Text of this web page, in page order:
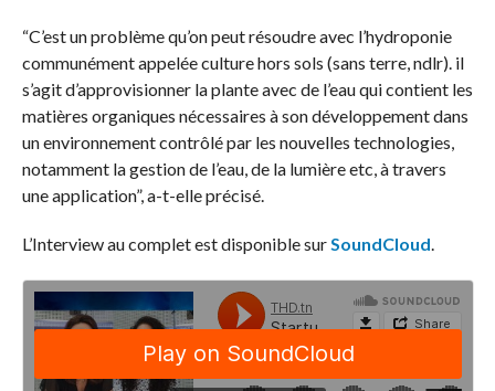
“C’est un problème qu’on peut résoudre avec l’hydroponie
communément appelée culture hors sols (sans terre, ndlr). il
s’agit d’approvisionner la plante avec de l’eau qui contient les
matières organiques nécessaires à son développement dans
un environnement contrôlé par les nouvelles technologies,
notamment la gestion de l’eau, de la lumière etc, à travers
une application”, a-t-elle précisé.
L’Interview au complet est disponible surSoundCloud.